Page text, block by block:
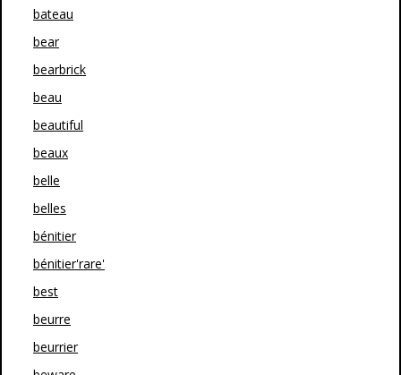
bateau
bear
bearbrick
beau
beautiful
beaux
belle
belles
bénitier
bénitier'rare'
best
beurre
beurrier